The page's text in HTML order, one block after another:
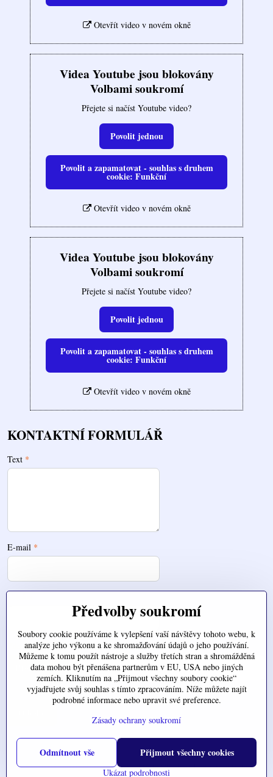
Otevřít video v novém okně
Videa Youtube jsou blokovány
Volbami soukromí
Přejete si načíst Youtube video?
Povolit jednou
Povolit a zapamatovat - souhlas s druhem
cookie: Funkční
Otevřít video v novém okně
Videa Youtube jsou blokovány
Volbami soukromí
Přejete si načíst Youtube video?
Povolit jednou
Povolit a zapamatovat - souhlas s druhem
cookie: Funkční
Otevřít video v novém okně
KONTAKTNÍ FORMULÁŘ
Text *
E-mail *
Zde nahrajte váš soubor
©2026CopyrightPředvolby soukromíZásady ochrany soukromí
Předvolby soukromí
Soubory cookie používáme k vylepšení vaší návštěvy tohoto webu, k
analýze jeho výkonu a ke shromažďování údajů o jeho používání.
Můžeme k tomu použít nástroje a služby třetích stran a shromážděná
data mohou být přenášena partnerům v EU, USA nebo jiných
zemích. Kliknutím na „Přijmout všechny soubory cookie“
vyjadřujete svůj souhlas s tímto zpracováním. Níže můžete najít
podrobné informace nebo upravit své preference.
Zásady ochrany soukromí
Ukázat podrobnosti
Přijmout všechny cookies
Odmítnout vše